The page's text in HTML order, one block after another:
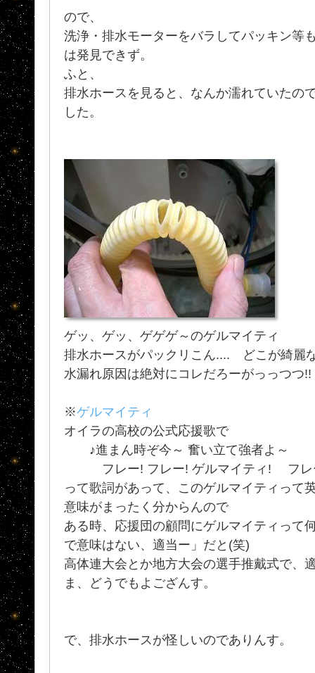
ので、
洗浄・排水モーターをバラしてパッキン
は発見できず。
ふと、
排水ホースを見ると、なんか濡れていた
した。
ゲッ、ゲッ、ゲゲゲ～のゲルマイティ
排水ホースがパックリこん.... どこが綺麗
水漏れ原因は絶対にコレだろーがっっつ
※ゲルマイティ
オイラの高校の公式応援歌で
♪進まん時ぞ今～ 奮い立て強者よ～
フレー! フレー! ゲルマイティ! フレー
って歌詞があって、このゲルマイティっ
意味がまったく分からんので
ある時、応援団の顧問にゲルマイティって
で意味はない、適当ー」だと(笑)
高体連大会とか地方大会の選手推戴式で
ま、どうでもよござんす。
で、排水ホースが怪しいのでありんす。